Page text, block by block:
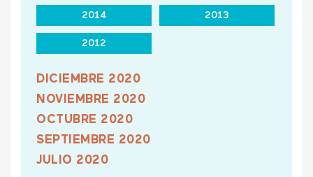
2014 2013
2012
DICIEMBRE 2020
NOVIEMBRE 2020
OCTUBRE 2020
SEPTIEMBRE 2020
JULIO 2020